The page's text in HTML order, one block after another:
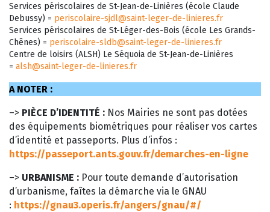
Services périscolaires de St-Jean-de-Linières (école Claude
Debussy) = periscolaire-sjdl@saint-leger-de-linieres.fr
Services périscolaires de St-Léger-des-Bois (école Les Grands-
Chênes) = periscolaire-sldb@saint-leger-de-linieres.fr
Centre de loisirs (ALSH) Le Séquoia de St-Jean-de-Linières
= alsh@saint-leger-de-linieres.fr
A NOTER :
–> PIÈCE D’IDENTITÉ : Nos Mairies ne sont pas dotées
des équipements biométriques pour réaliser vos cartes
d’identité et passeports. Plus d’infos :
https://passeport.ants.gouv.fr/demarches-en-ligne
–> URBANISME : Pour toute demande d’autorisation
d’urbanisme, faîtes la démarche via le GNAU
: https://gnau3.operis.fr/angers/gnau/#/